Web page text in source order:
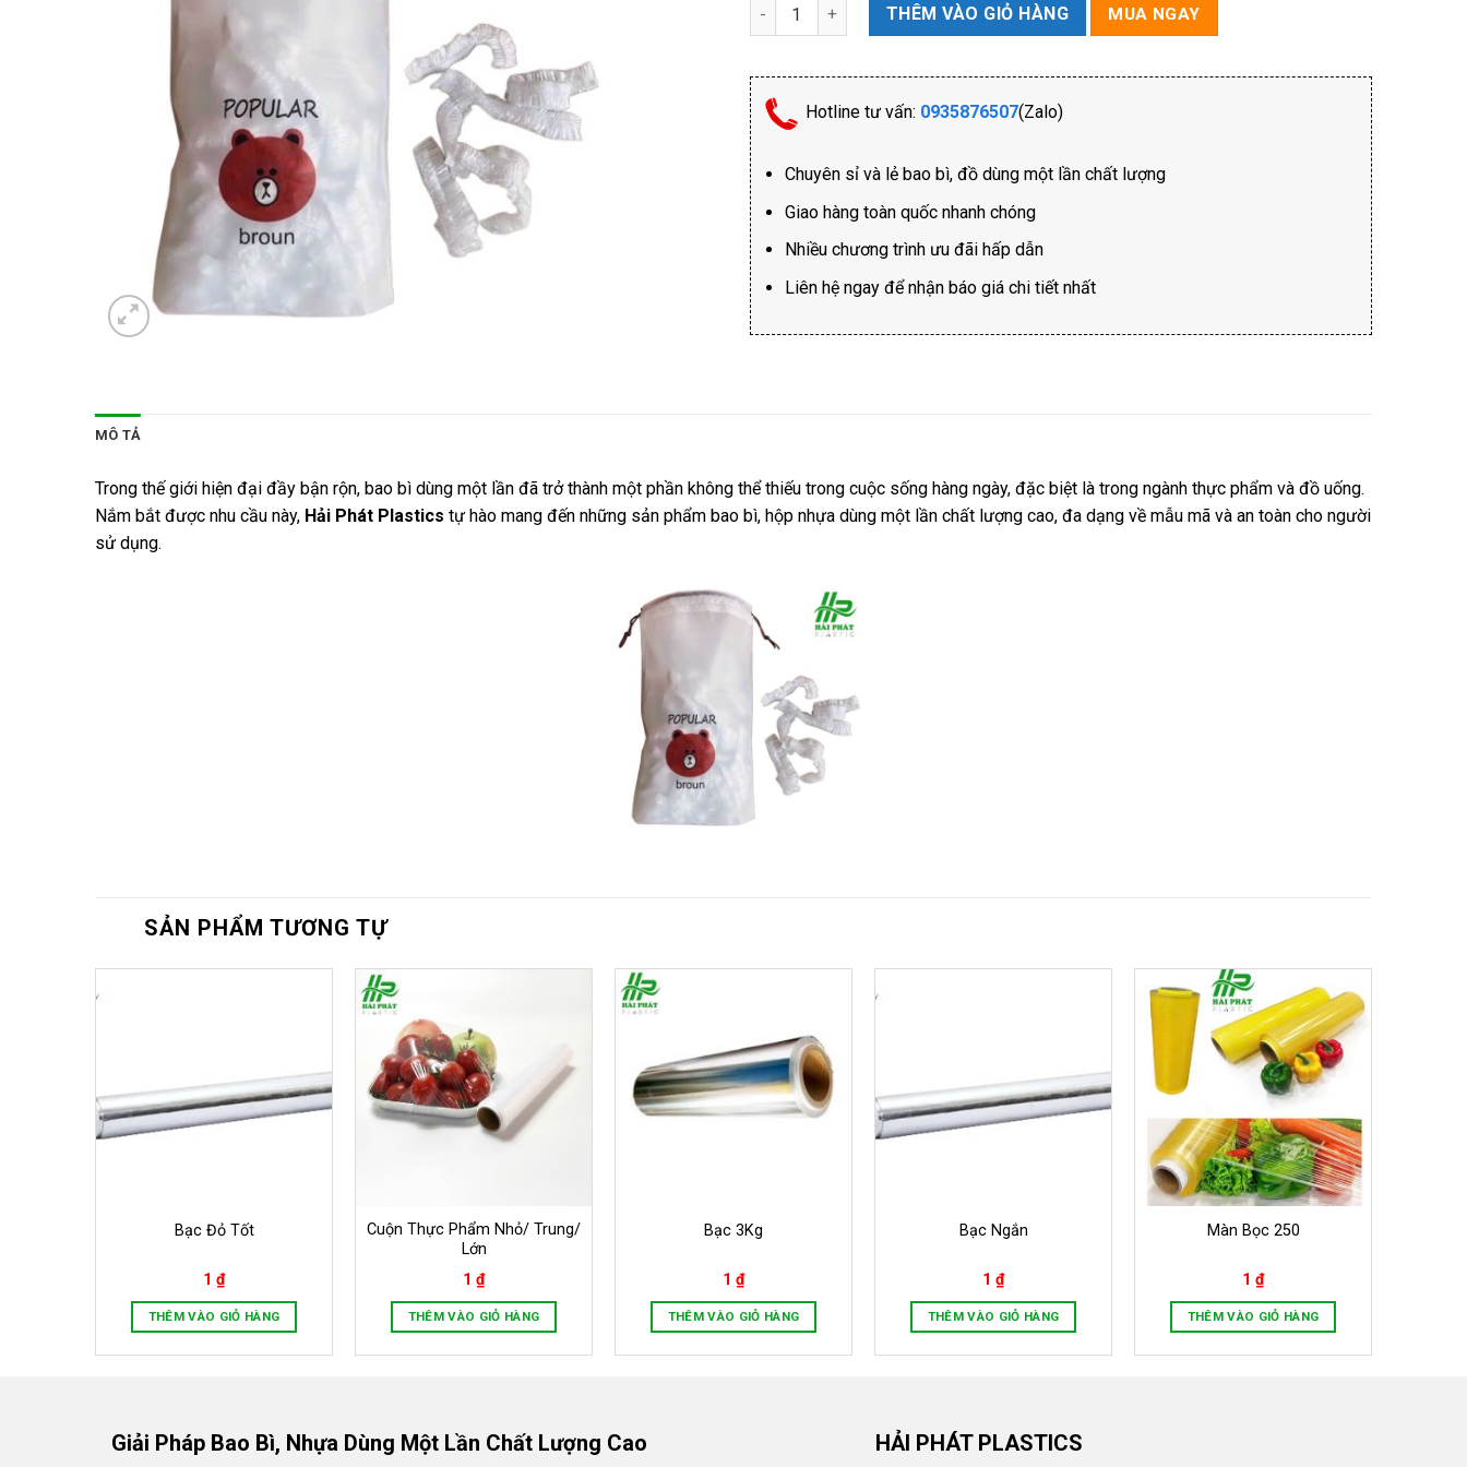
Túi Gấu Bọc Thực Phẩm số lượng
THÊM VÀO GIỎ HÀNG MUA NGAY
Hotline tư vấn: 0935876507(Zalo)
Chuyên sỉ và lẻ bao bì, đồ dùng một lần chất lượng
Giao hàng toàn quốc nhanh chóng
Nhiều chương trình ưu đãi hấp dẫn
Liên hệ ngay để nhận báo giá chi tiết nhất
MÔ TẢ
Trong thế giới hiện đại đầy bận rộn, bao bì dùng một lần đã trở thành một phần không thể thiếu trong cuộc sống hàng ngày, đặc biệt là trong ngành thực phẩm và đồ uống.
Nắm bắt được nhu cầu này, Hải Phát Plastics tự hào mang đến những sản phẩm bao bì, hộp nhựa dùng một lần chất lượng cao, đa dạng về mẫu mã và an toàn cho người
sử dụng.
SẢN PHẨM TƯƠNG TỰ
Bạc Đỏ Tốt
1 ₫
THÊM VÀO GIỎ HÀNG
Cuộn Thực Phẩm Nhỏ/ Trung/
Lớn
1 ₫
THÊM VÀO GIỎ HÀNG
Bạc 3Kg
1 ₫
THÊM VÀO GIỎ HÀNG
Bạc Ngắn
1 ₫
THÊM VÀO GIỎ HÀNG
Màn Bọc 250
1 ₫
THÊM VÀO GIỎ HÀNG
Giải Pháp Bao Bì, Nhựa Dùng Một Lần Chất Lượng Cao HẢI PHÁT PLASTICS